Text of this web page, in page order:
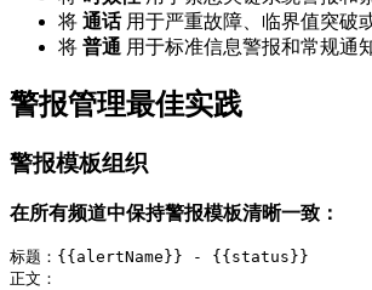
将 通话用于严重故障、临界值突破
将 普通 用于标准信息警报和常规通
警报管理最佳实践
警报模板组织
在所有频道中保持警报模板清晰一致：
标题：{{alertName}} - {{status}}
正文：